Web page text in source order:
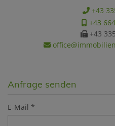
+43
+43
+43
Anfrage senden
E-Mail